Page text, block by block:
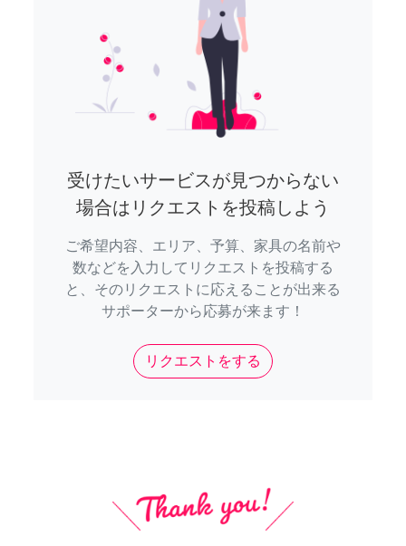
受けたいサービスが見つからない
場合はリクエストを投稿しよう
ご希望内容、エリア、予算、家具の名前や
数などを入力してリクエストを投稿する
と、そのリクエストに応えることが出来る
サポーターから応募が来ます！
リクエストをする